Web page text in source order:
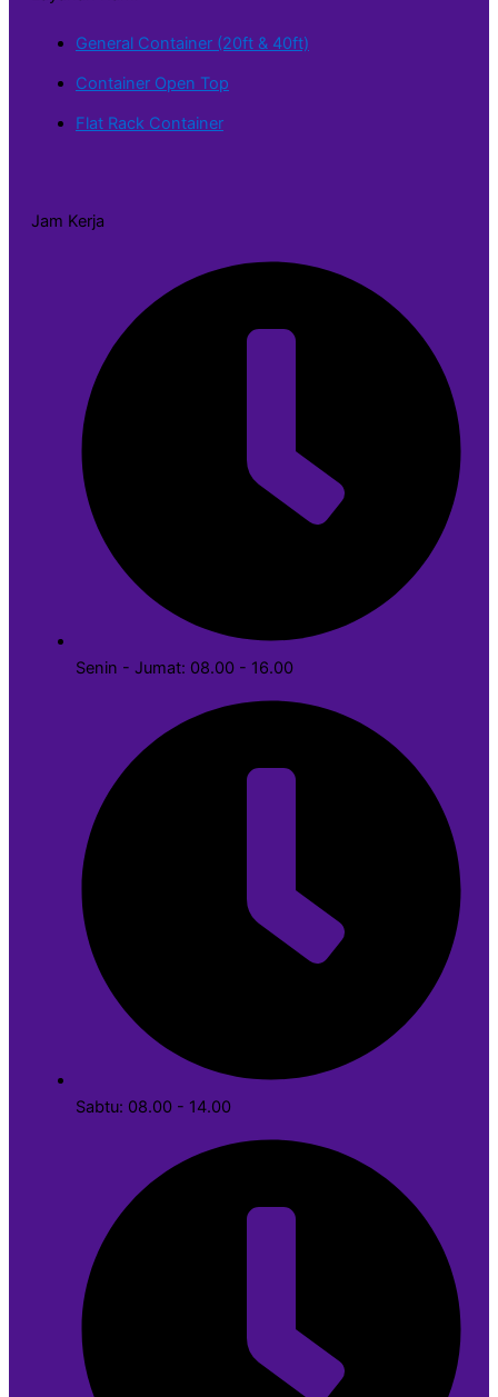
General Container (20ft & 40ft)
Container Open Top
Flat Rack Container
Jam Kerja
Senin - Jumat: 08.00 - 16.00
Sabtu: 08.00 - 14.00